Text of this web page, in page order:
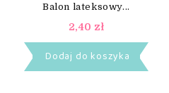
Balon lateksowy...
2,40 zł
Dodaj do koszyka